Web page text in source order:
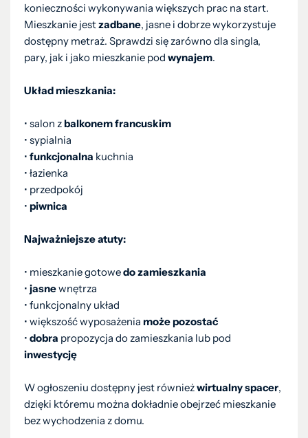
konieczności wykonywania większych prac na start.
Mieszkanie jestzadbane, jasne i dobrze wykorzystuje
dostępny metraż. Sprawdzi się zarówno dla singla,
pary, jak i jako mieszkanie pod wynajem.
Układ mieszkania:
• salon zbalkonem francuskim
• sypialnia
• funkcjonalna kuchnia
• łazienka
• przedpokój
• piwnica
Najważniejsze atuty:
• mieszkanie gotowedo zamieszkania
• jasnewnętrza
• funkcjonalny układ
• większość wyposażenia może pozostać
• dobra propozycja do zamieszkania lub pod
inwestycję
W ogłoszeniu dostępny jest równieżwirtualny spacer,
dzięki któremu można dokładnie obejrzeć mieszkanie
bez wychodzenia z domu.